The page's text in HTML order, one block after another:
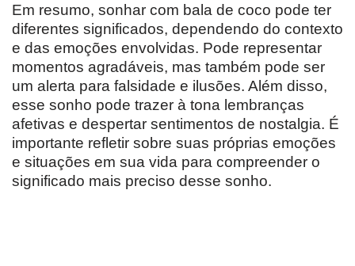
Em resumo, sonhar com bala de coco pode ter
diferentes significados, dependendo do contexto
e das emoções envolvidas. Pode representar
momentos agradáveis, mas também pode ser
um alerta para falsidade e ilusões. Além disso,
esse sonho pode trazer à tona lembranças
afetivas e despertar sentimentos de nostalgia. É
importante refletir sobre suas próprias emoções
e situações em sua vida para compreender o
significado mais preciso desse sonho.